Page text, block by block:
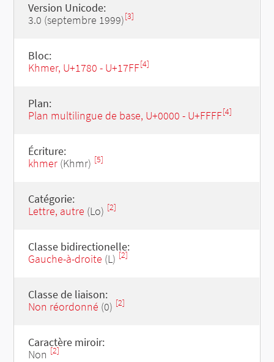
Version Unicode:
3.0 (septembre 1999)[3]
Bloc:
Khmer, U+1780 - U+17FF[4]
Plan:
Plan multilingue de base, U+0000 - U+FFFF[4]
Écriture:
khmer(Khmr) [5]
Catégorie:
Lettre, autre (Lo) [2]
Classe bidirectionelle:
Gauche-à-droite (L) [2]
Classe de liaison:
Non réordonné (0) [2]
Caractère miroir:
Non [2]